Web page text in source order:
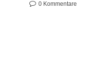
0 Kommentare